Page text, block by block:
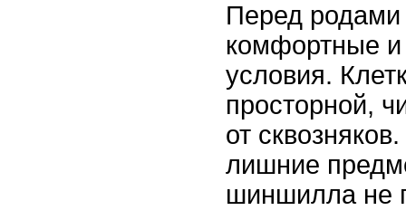
Перед родами
комфортные
условия.
просторной,
от
лишние
шиншилла не